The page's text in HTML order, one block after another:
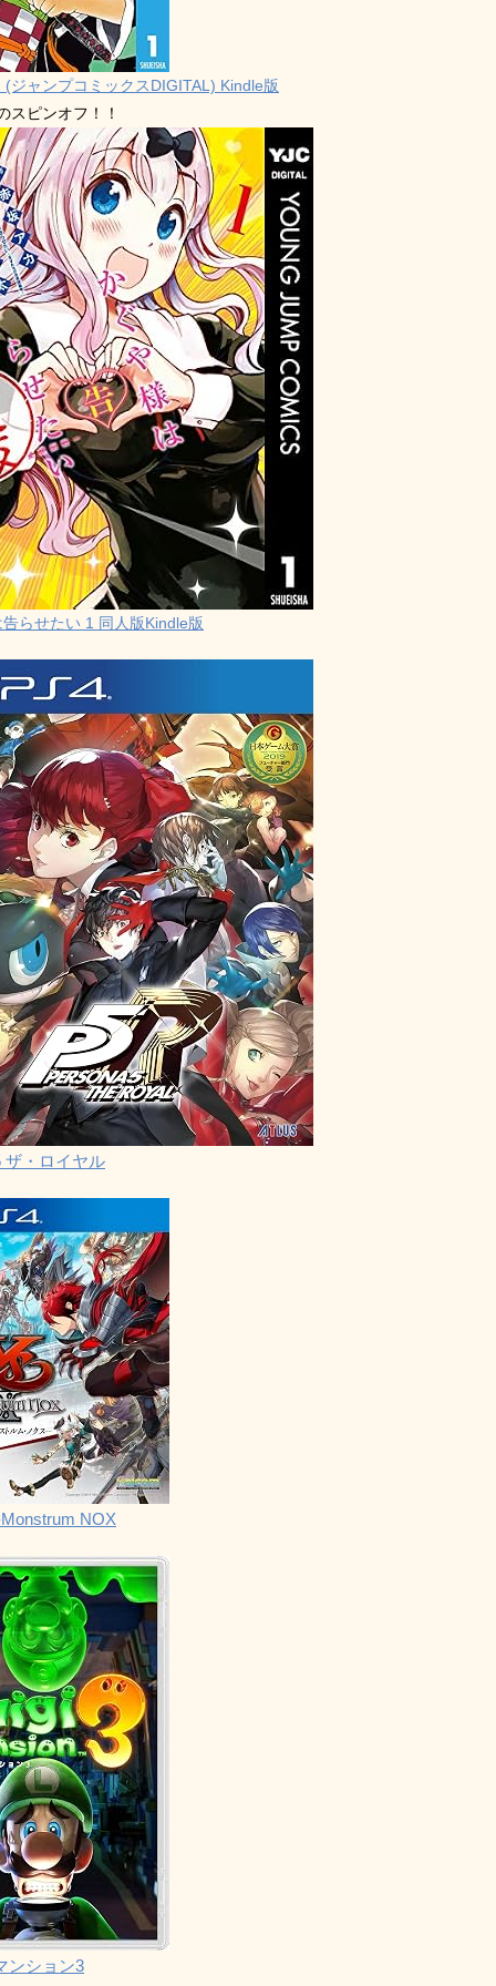
(ジャンプコミックスDIGITAL) Kindle版
スピンオフ！！
らせたい 1 同人版Kindle版
ザ・ロイヤル
NOX
ンション3